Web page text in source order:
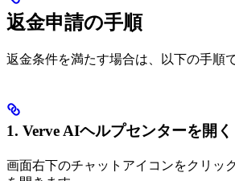
返金申請の手順
返金条件を満たす場合は、以下の手順
1. Verve AIヘルプセンターを開く
画面右下のチャットアイコンをクリッ